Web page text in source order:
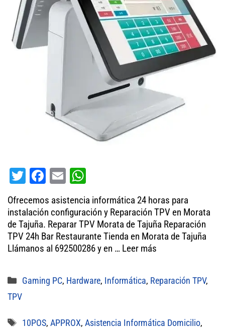
T
tt
er
Fa
bo
ok
E
ail
ha
ts
A
pp
Ofrecemos asistencia informática 24 horas para
instalación configuración y Reparación TPV en Morata
de Tajuña. Reparar TPV Morata de Tajuña Reparación
TPV 24h Bar Restaurante Tienda en Morata de Tajuña
Llámanos al 692500286 y en … Leer más
Categorías
Gaming PC, Hardware, Informática, Reparación TPV,
TPV
Etiquetas
10POS, APPROX, Asistencia Informática Domicilio,